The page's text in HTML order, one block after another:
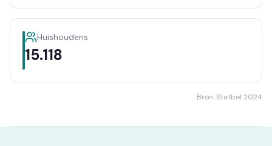
Huishoudens
15.118
Bron: Statbel 2024